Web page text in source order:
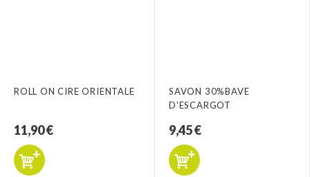
ROLL ON CIRE ORIENTALE
11,90 €
SAVON 30%BAVE
D'ESCARGOT
9,45 €